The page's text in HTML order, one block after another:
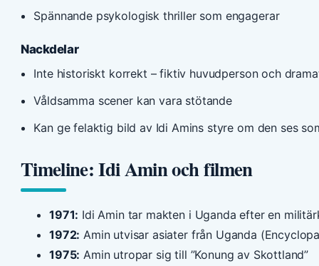
Spännande psykologisk thriller som engagerar
Nackdelar
Inte historiskt korrekt – fiktiv huvudperson och
Våldsamma scener kan vara stötande
Kan ge felaktig bild av Idi Amins styre om den ses
Timeline: Idi Amin och filmen
1971: Idi Amin tar makten i Uganda efter en
1972: Amin utvisar asiater från Uganda
1975: Amin utropar sig till ”Konung av Skottland”